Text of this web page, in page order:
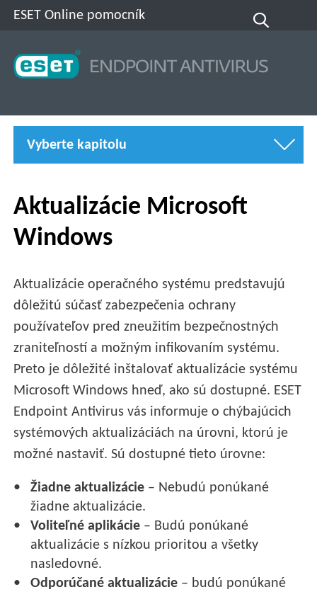
ESET Online pomocník
Vyberte kapitolu
Aktualizácie Microsoft
Windows
Aktualizácie operačného systému predstavujú
dôležitú súčasť zabezpečenia ochrany
používateľov pred zneužitím bezpečnostných
zraniteľností a možným infikovaním systému.
Preto je dôležité inštalovať aktualizácie systému
Microsoft Windows hneď, ako sú dostupné. ESET
Endpoint Antivirus vás informuje o chýbajúcich
systémových aktualizáciách na úrovni, ktorú je
možné nastaviť. Sú dostupné tieto úrovne:
Žiadne aktualizácie – Nebudú ponúkané
žiadne aktualizácie.
Voliteľné aplikácie – Budú ponúkané
aktualizácie s nízkou prioritou a všetky
nasledovné.
Odporúčané aktualizácie – budú ponúkané